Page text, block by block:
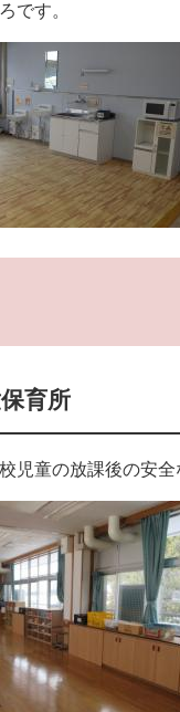
です。
育所
児童の放課後の安